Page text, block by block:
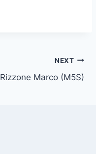
NEXT
Rizzone Marco (M5S)